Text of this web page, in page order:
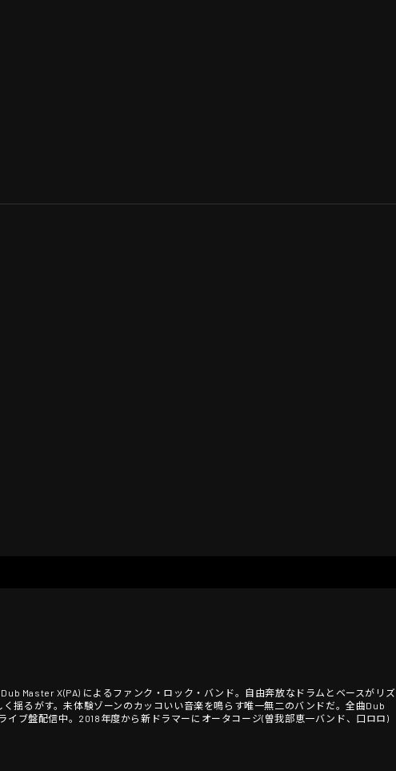
Master X(PA) によるファンク・ロック・バンド。自由奔放なドラムとベースがリズ
揺るがす。未体験ゾーンのカッコいい音楽を鳴らす唯一無二のバンドだ。全曲Dub
ブ盤配信中。2018年度から新ドラマーにオータコージ(曽我部恵一バンド、口ロロ)